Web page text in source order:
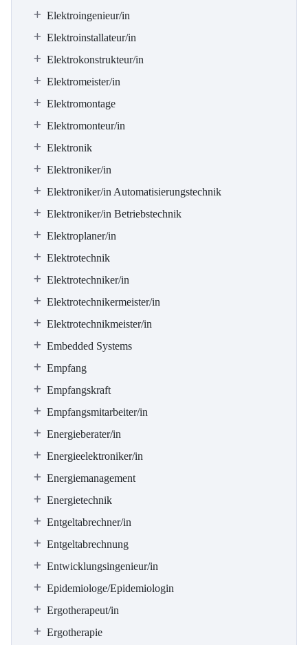
Elektroingenieur/in
Elektroinstallateur/in
Elektrokonstrukteur/in
Elektromeister/in
Elektromontage
Elektromonteur/in
Elektronik
Elektroniker/in
Elektroniker/in Automatisierungstechnik
Elektroniker/in Betriebstechnik
Elektroplaner/in
Elektrotechnik
Elektrotechniker/in
Elektrotechnikermeister/in
Elektrotechnikmeister/in
Embedded Systems
Empfang
Empfangskraft
Empfangsmitarbeiter/in
Energieberater/in
Energieelektroniker/in
Energiemanagement
Energietechnik
Entgeltabrechner/in
Entgeltabrechnung
Entwicklungsingenieur/in
Epidemiologe/Epidemiologin
Ergotherapeut/in
Ergotherapie